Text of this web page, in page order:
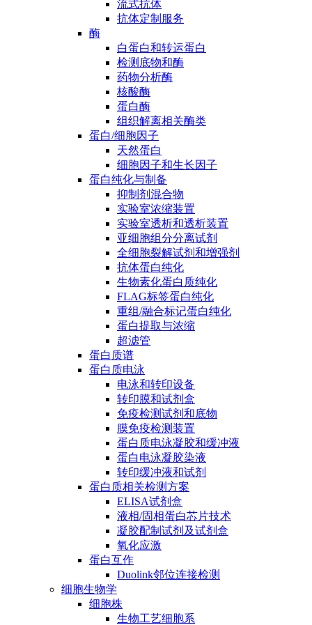
流式抗体
抗体定制服务
酶
白蛋白和转运蛋白
检测底物和酶
药物分析酶
核酸酶
蛋白酶
组织解离相关酶类
蛋白/细胞因子
天然蛋白
细胞因子和生长因子
蛋白纯化与制备
抑制剂混合物
实验室浓缩装置
实验室透析和透析装置
亚细胞组分分离试剂
全细胞裂解试剂和增强剂
抗体蛋白纯化
生物素化蛋白质纯化
FLAG标签蛋白纯化
重组/融合标记蛋白纯化
蛋白提取与浓缩
超滤管
蛋白质谱
蛋白质电泳
电泳和转印设备
转印膜和试剂盒
免疫检测试剂和底物
膜免疫检测装置
蛋白质电泳凝胶和缓冲液
蛋白电泳凝胶染液
转印缓冲液和试剂
蛋白质相关检测方案
ELISA试剂盒
液相/固相蛋白芯片技术
凝胶配制试剂及试剂盒
氧化应激
蛋白互作
Duolink邻位连接检测
细胞生物学
细胞株
生物工艺细胞系